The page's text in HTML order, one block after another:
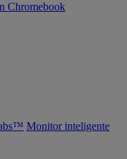
Chromebook
Monitor inteligente